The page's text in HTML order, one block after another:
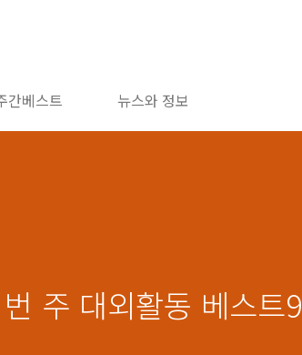
간베스트 뉴스와 정보
주 대외활동 베스트9